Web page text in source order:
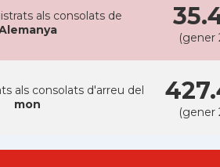
als consolats de
(gener
als consolats d'arreu del
mon
(gener